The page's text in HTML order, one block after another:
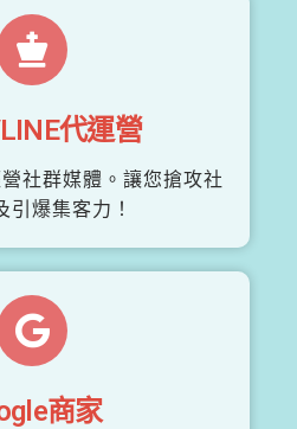
代運營
社群媒體。讓您搶攻社
引爆集客力！
商家